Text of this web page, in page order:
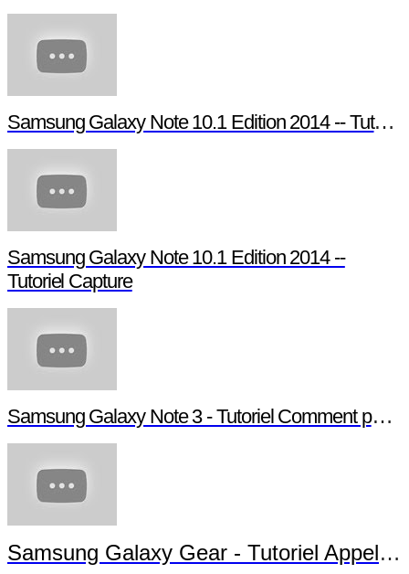
Samsung Galaxy Note 10.1 Edition 2014 -- Tutoriel Pen Window
Samsung Galaxy Note 10.1 Edition 2014 --
Tutoriel Capture
Samsung Galaxy Note 3 - Tutoriel Comment paramétrer votre Note 3
Samsung Galaxy Gear - Tutoriel Appels et Messages